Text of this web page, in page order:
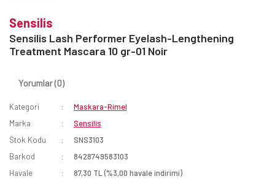
Sensilis
Sensilis Lash Performer Eyelash-Lengthening
Treatment Mascara 10 gr-01 Noir
Yorumlar (0)
Kategori
Maskara-Rimel
Marka
Sensilis
Stok Kodu
SNS3103
Barkod
8428749583103
Havale
87,30 TL (%3,00 havale indirimi)